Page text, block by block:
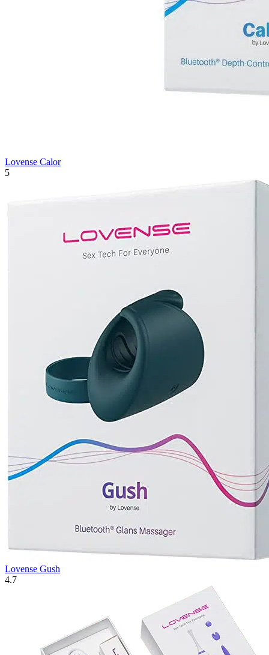
Lovense Calor
5
Lovense Gush
4.7